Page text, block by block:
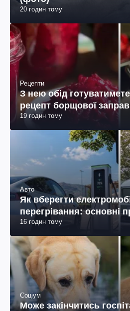
20 годин тому
Рецепти
З нею обід
рецепт борщової
19 годин тому
Авто
Як вберегти
перегрівання: основні
16 годин тому
Соціум
Може закінчитись